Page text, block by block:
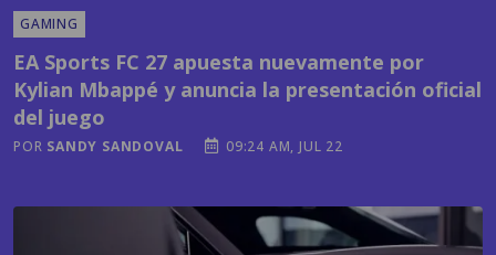
GAMING
EA Sports FC 27 apuesta nuevamente por
Kylian Mbappé y anuncia la presentación oficial
del juego
POR SANDY SANDOVAL 09:24 AM, JUL 22